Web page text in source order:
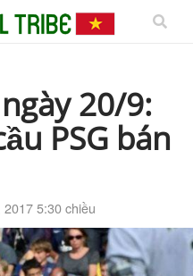
20/9:
PSG bán
5:30 chiều